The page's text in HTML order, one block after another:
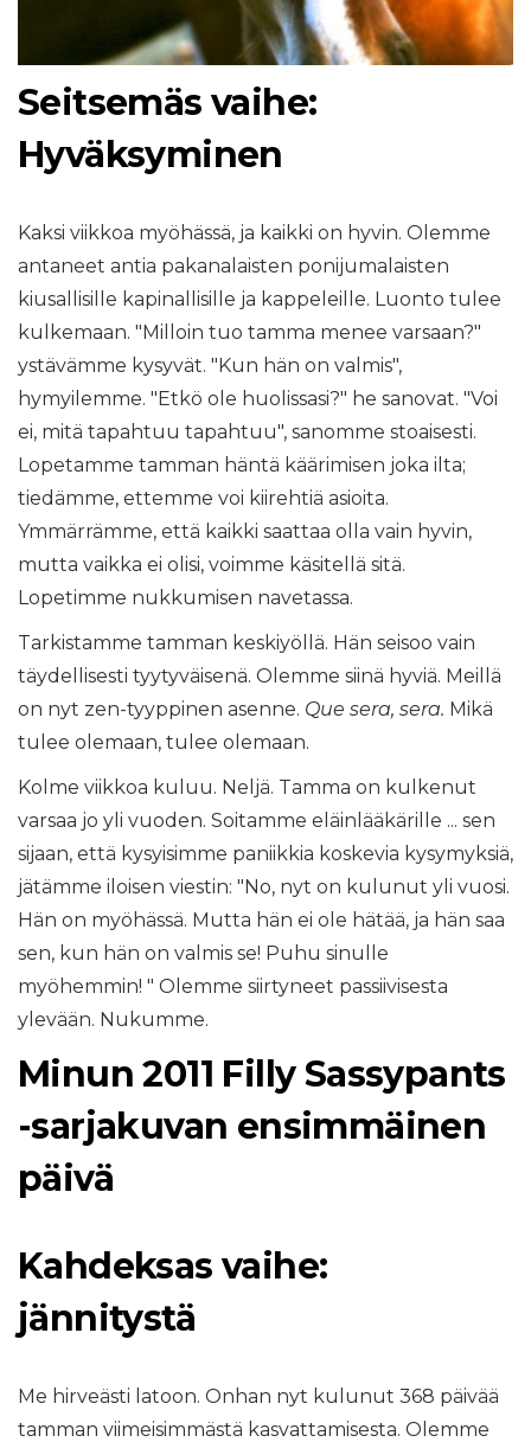
Seitsemäs vaihe:
Hyväksyminen
Kaksi viikkoa myöhässä, ja kaikki on hyvin. Olemme
antaneet antia pakanalaisten ponijumalaisten
kiusallisille kapinallisille ja kappeleille. Luonto tulee
kulkemaan. "Milloin tuo tamma menee varsaan?"
ystävämme kysyvät. "Kun hän on valmis",
hymyilemme. "Etkö ole huolissasi?" he sanovat. "Voi
ei, mitä tapahtuu tapahtuu", sanomme stoaisesti.
Lopetamme tamman häntä käärimisen joka ilta;
tiedämme, ettemme voi kiirehtiä asioita.
Ymmärrämme, että kaikki saattaa olla vain hyvin,
mutta vaikka ei olisi, voimme käsitellä sitä.
Lopetimme nukkumisen navetassa.
Tarkistamme tamman keskiyöllä. Hän seisoo vain
täydellisesti tyytyväisenä. Olemme siinä hyviä. Meillä
on nyt zen-tyyppinen asenne. Que sera, sera. Mikä
tulee olemaan, tulee olemaan.
Kolme viikkoa kuluu. Neljä. Tamma on kulkenut
varsaa jo yli vuoden. Soitamme eläinlääkärille ... sen
sijaan, että kysyisimme paniikkia koskevia kysymyksiä,
jätämme iloisen viestin: "No, nyt on kulunut yli vuosi.
Hän on myöhässä. Mutta hän ei ole hätää, ja hän saa
sen, kun hän on valmis se! Puhu sinulle
myöhemmin! " Olemme siirtyneet passiivisesta
ylevään. Nukumme.
Minun 2011 Filly Sassypants
-sarjakuvan ensimmäinen
päivä
Kahdeksas vaihe:
jännitystä
Me hirveästi latoon. Onhan nyt kulunut 368 päivää
tamman viimeisimmästä kasvattamisesta. Olemme